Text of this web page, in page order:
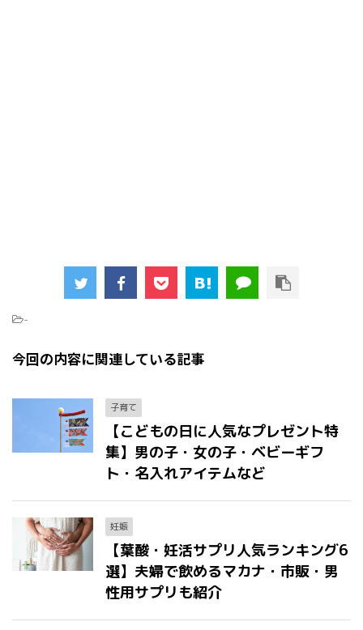
-
今回の内容に関連している記事
子育て
【こどもの日に人気なプレゼント特
集】男の子・女の子・ベビーギフ
ト・名入れアイテムなど
妊娠
【葉酸・妊活サプリ人気ランキング6
選】夫婦で飲めるマカナ・市販・男
性用サプリも紹介